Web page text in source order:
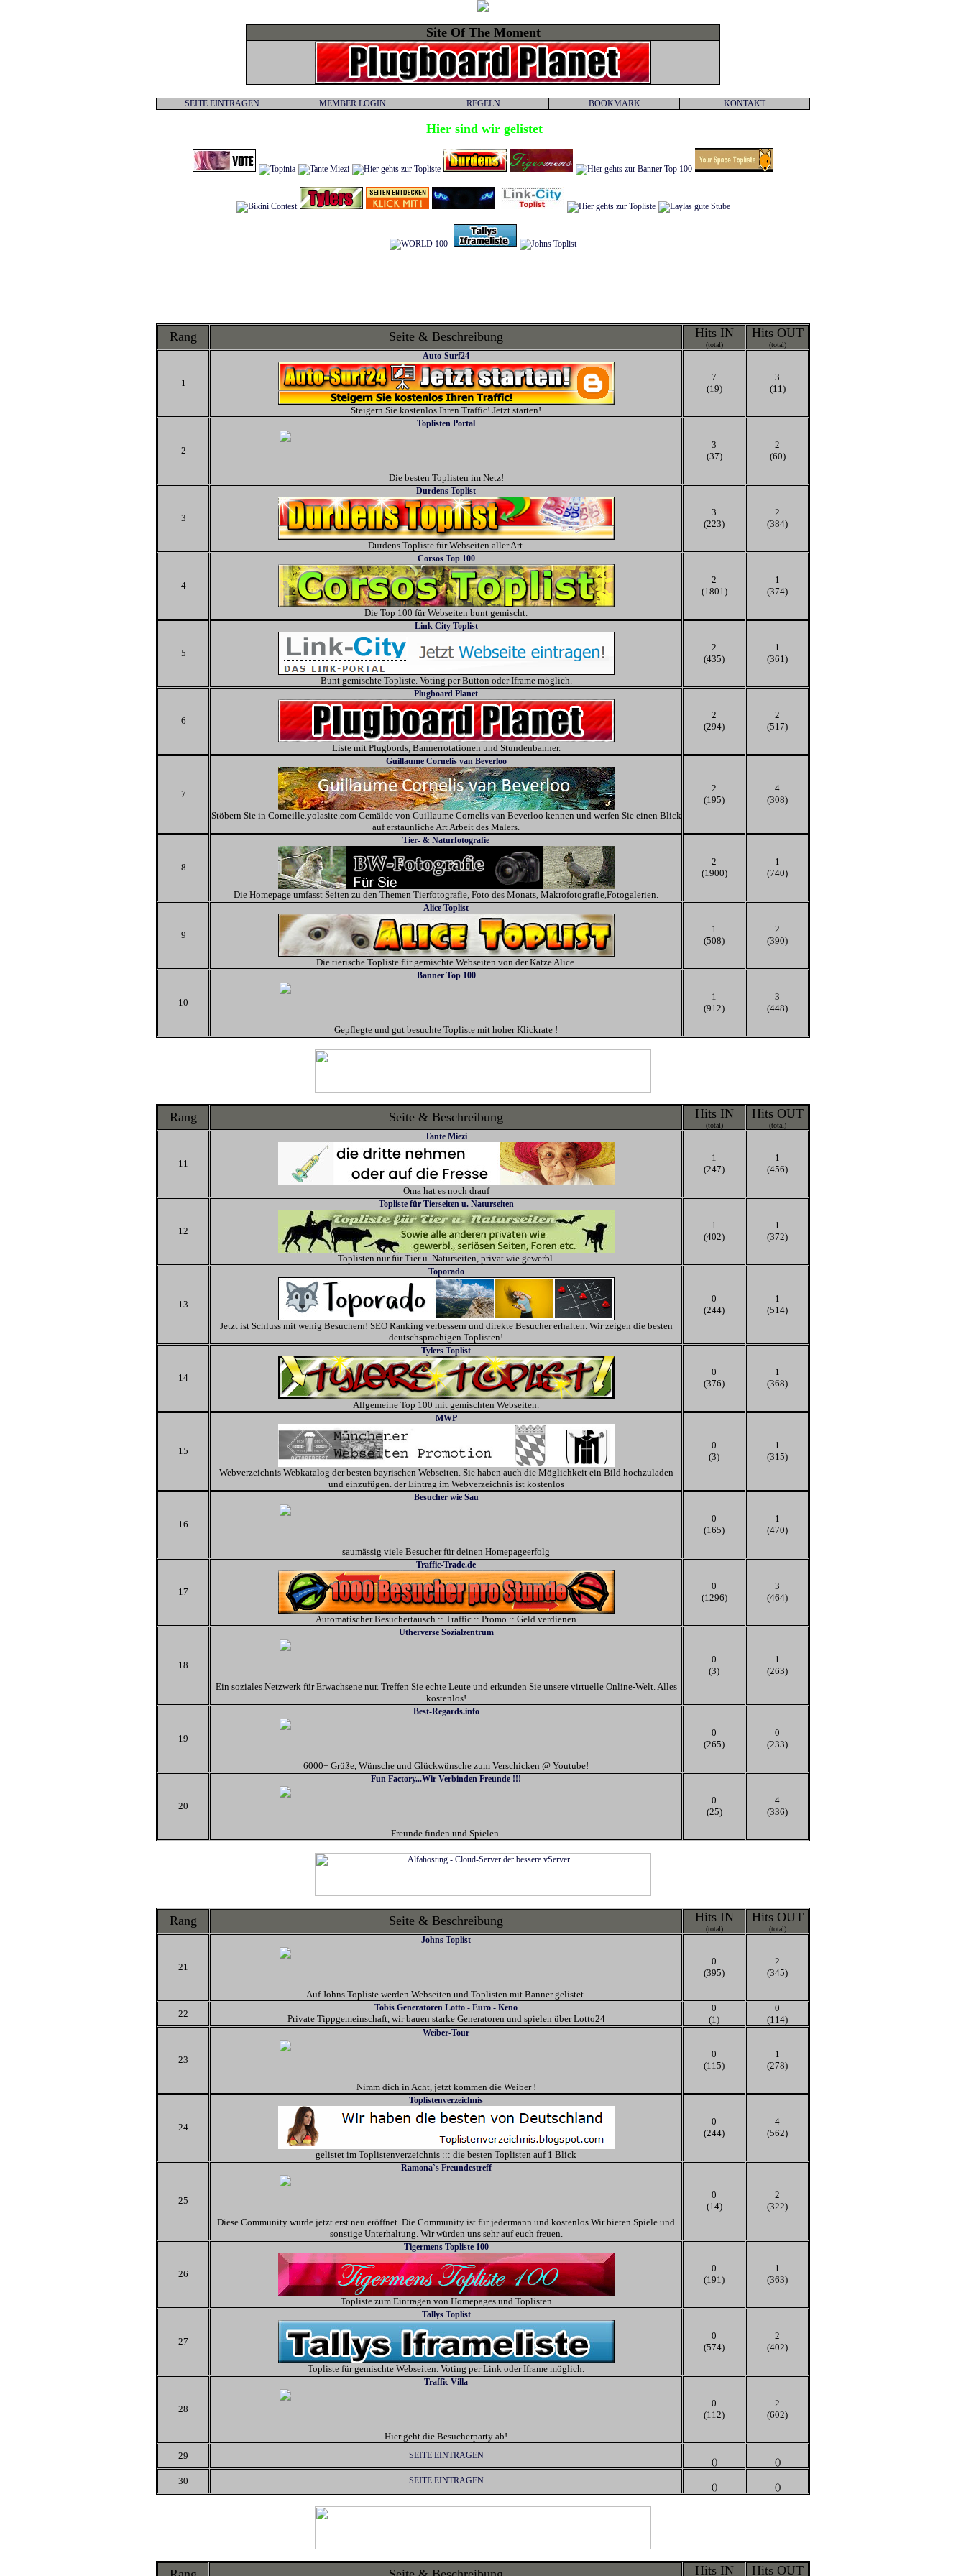
Site Of The Moment
SEITE EINTRAGEN MEMBER LOGIN REGELN BOOKMARK KONTAKT
Hier sind wir gelistet
Rang Seite & Beschreibung Hits IN
(total)
Hits OUT
(total)
1
Auto-Surf24
Steigern Sie kostenlos Ihren Traffic! Jetzt starten!
7
(19)
3
(11)
2
Toplisten Portal
Die besten Toplisten im Netz!
3
(37)
2
(60)
3
Durdens Toplist
Durdens Topliste für Webseiten aller Art.
3
(223)
2
(384)
4
Corsos Top 100
Die Top 100 für Webseiten bunt gemischt.
2
(1801)
1
(374)
5
Link City Toplist
Bunt gemischte Topliste. Voting per Button oder Iframe möglich.
2
(435)
1
(361)
6
Plugboard Planet
Liste mit Plugbords, Bannerrotationen und Stundenbanner.
2
(294)
2
(517)
7
Guillaume Cornelis van Beverloo
Stöbern Sie in Corneille.yolasite.com Gemälde von Guillaume Cornelis van Beverloo kennen und werfen Sie einen Blick
auf erstaunliche Art Arbeit des Malers.
2
(195)
4
(308)
8
Tier- & Naturfotografie
Die Homepage umfasst Seiten zu den Themen Tierfotografie, Foto des Monats, Makrofotografie,Fotogalerien.
2
(1900)
1
(740)
9
Alice Toplist
Die tierische Topliste für gemischte Webseiten von der Katze Alice.
1
(508)
2
(390)
10
Banner Top 100
Gepflegte und gut besuchte Topliste mit hoher Klickrate !
1
(912)
3
(448)
Rang Seite & Beschreibung Hits IN
(total)
Hits OUT
(total)
11
Tante Miezi
Oma hat es noch drauf
1
(247)
1
(456)
12
Topliste für Tierseiten u. Naturseiten
Toplisten nur für Tier u. Naturseiten, privat wie gewerbl.
1
(402)
1
(372)
13
Toporado
Jetzt ist Schluss mit wenig Besuchern! SEO Ranking verbessern und direkte Besucher erhalten. Wir zeigen die besten
deutschsprachigen Toplisten!
0
(244)
1
(514)
14
Tylers Toplist
Allgemeine Top 100 mit gemischten Webseiten.
0
(376)
1
(368)
15
MWP
Webverzeichnis Webkatalog der besten bayrischen Webseiten. Sie haben auch die Möglichkeit ein Bild hochzuladen
und einzufügen. der Eintrag im Webverzeichnis ist kostenlos
0
(3)
1
(315)
16
Besucher wie Sau
saumässig viele Besucher für deinen Homepageerfolg
0
(165)
1
(470)
17
Traffic-Trade.de
Automatischer Besuchertausch :: Traffic :: Promo :: Geld verdienen
0
(1296)
3
(464)
18
Utherverse Sozialzentrum
Ein soziales Netzwerk für Erwachsene nur. Treffen Sie echte Leute und erkunden Sie unsere virtuelle Online-Welt. Alles
kostenlos!
0
(3)
1
(263)
19
Best-Regards.info
6000+ Grüße, Wünsche und Glückwünsche zum Verschicken @ Youtube!
0
(265)
0
(233)
20
Fun Factory...Wir Verbinden Freunde !!!
Freunde finden und Spielen.
0
(25)
4
(336)
Rang Seite & Beschreibung Hits IN
(total)
Hits OUT
(total)
21
Johns Toplist
Auf Johns Topliste werden Webseiten und Toplisten mit Banner gelistet.
0
(395)
2
(345)
22
Tobis Generatoren Lotto - Euro - Keno
Private Tippgemeinschaft, wir bauen starke Generatoren und spielen über Lotto24
0
(1)
0
(114)
23
Weiber-Tour
Nimm dich in Acht, jetzt kommen die Weiber !
0
(115)
1
(278)
24
Toplistenverzeichnis
gelistet im Toplistenverzeichnis ::: die besten Toplisten auf 1 Blick
0
(244)
4
(562)
25
Ramona`s Freundestreff
Diese Community wurde jetzt erst neu eröffnet. Die Community ist für jedermann und kostenlos.Wir bieten Spiele und
sonstige Unterhaltung. Wir würden uns sehr auf euch freuen.
0
(14)
2
(322)
26
Tigermens Topliste 100
Topliste zum Eintragen von Homepages und Toplisten
0
(191)
1
(363)
27
Tallys Toplist
Topliste für gemischte Webseiten. Voting per Link oder Iframe möglich.
0
(574)
2
(402)
28
Traffic Villa
Hier geht die Besucherparty ab!
0
(112)
2
(602)
29 SEITE EINTRAGEN
()
()
30
SEITE EINTRAGEN
() ()
Hits IN Hits OUT